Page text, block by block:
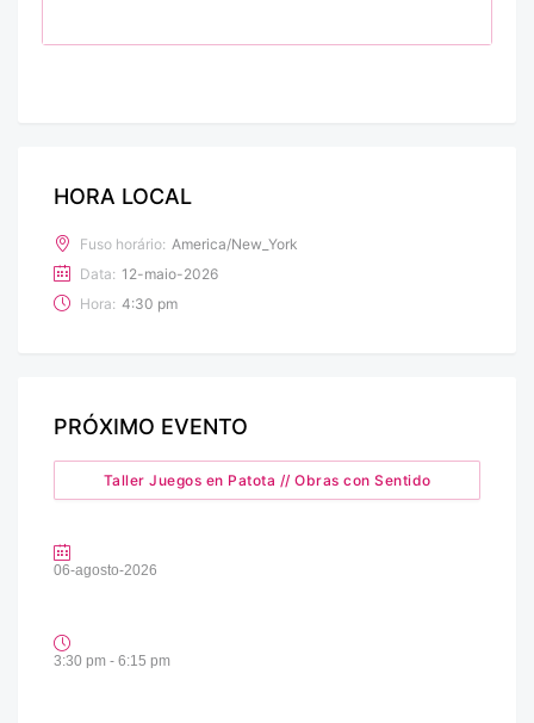
HORA LOCAL
Fuso horário: America/New_York
Data: 12-maio-2026
Hora: 4:30 pm
PRÓXIMO EVENTO
Taller Juegos en Patota // Obras con Sentido
06-agosto-2026
3:30 pm - 6:15 pm